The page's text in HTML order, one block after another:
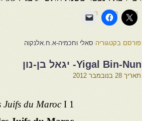
פורסם בקטגוריה סאלי וחכמיה-א.ח.אלנקוה
Yigal Bin-Nun- יגאל בן-נון
תאריך 28 בנובמבר 2012
Juifs du MarocI 1